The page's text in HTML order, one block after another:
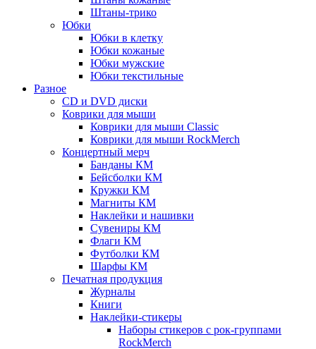
Штаны-трико
Юбки
Юбки в клетку
Юбки кожаные
Юбки мужские
Юбки текстильные
Разное
CD и DVD диски
Коврики для мыши
Коврики для мыши Classic
Коврики для мыши RockMerch
Концертный мерч
Банданы КМ
Бейсболки КМ
Кружки КМ
Магниты КМ
Наклейки и нашивки
Сувениры КМ
Флаги КМ
Футболки КМ
Шарфы КМ
Печатная продукция
Журналы
Книги
Наклейки-стикеры
Наборы стикеров с рок-группами
RockMerch